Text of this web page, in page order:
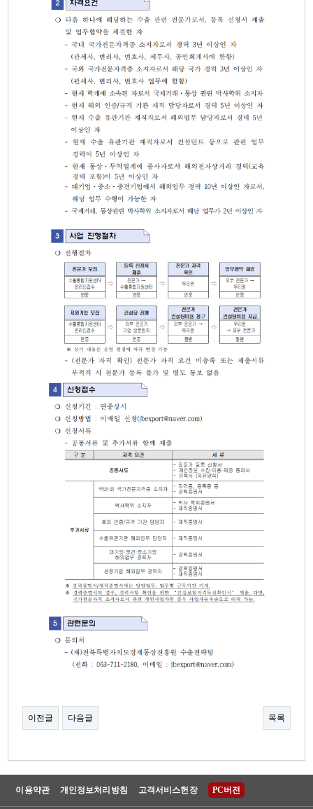
이전글 다음글 목록
이용약관 개인정보처리방침 고객서비스헌장 PC버전